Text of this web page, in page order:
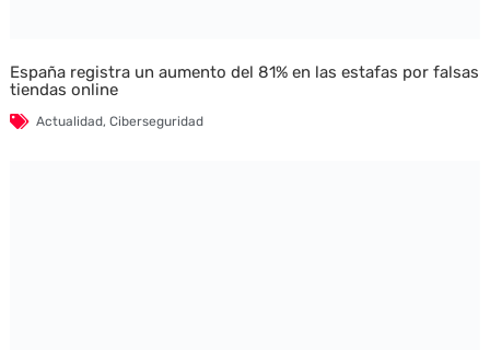
España registra un aumento del 81% en las estafas por falsas
tiendas online
Actualidad, Ciberseguridad